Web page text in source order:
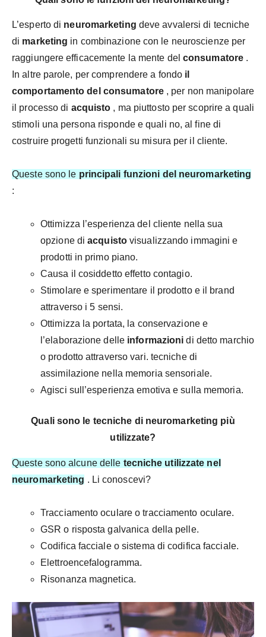
L’esperto di neuromarketing deve avvalersi di tecniche
di marketing in combinazione con le neuroscienze per
raggiungere efficacemente la mente del consumatore .
In altre parole, per comprendere a fondo il
comportamento del consumatore, per non manipolare
il processo di acquisto , ma piuttosto per scoprire a quali
stimoli una persona risponde e quali no, al fine di
costruire progetti funzionali su misura per il cliente.
Queste sono le principali funzioni del neuromarketing
:
Ottimizza l’esperienza del cliente nella sua
opzione diacquistovisualizzando immagini e
prodotti in primo piano.
Causa il cosiddetto effetto contagio.
Stimolare e sperimentare il prodotto e il brand
attraverso i 5 sensi.
Ottimizza la portata, la conservazione e
l’elaborazione delle informazioni di detto marchio
o prodotto attraverso vari. tecniche di
assimilazione nella memoria sensoriale.
Agisci sull’esperienza emotiva e sulla memoria.
Quali sono le tecniche di neuromarketing più
utilizzate?
Queste sono alcune delle tecniche utilizzate nel
neuromarketing . Li conoscevi?
Tracciamento oculare o tracciamento oculare.
GSR o risposta galvanica della pelle.
Codifica facciale o sistema di codifica facciale.
Elettroencefalogramma.
Risonanza magnetica.